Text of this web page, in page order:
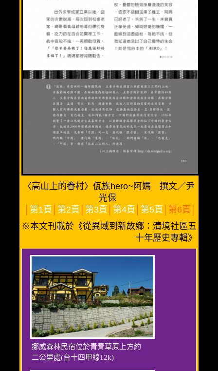
精緻全家福(6人)
渡假小木屋(6人)
週邊景點
〈高山上的眷村〉佤族hero~阿媽 撰文／尹
光保
第1頁 第2頁 第3頁 第4頁 第5頁 │第6頁│
※本文刊載於《從異域到新故鄉：清境社區五
十年歷史專輯》
挪威森林民宿位於青青草原上方約
二公里處(台十四甲線12k)